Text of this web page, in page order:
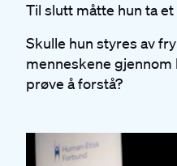
Til slutt måtte hun ta et
Skulle hun styres av
menneskene gjennom
prøve å forstå?